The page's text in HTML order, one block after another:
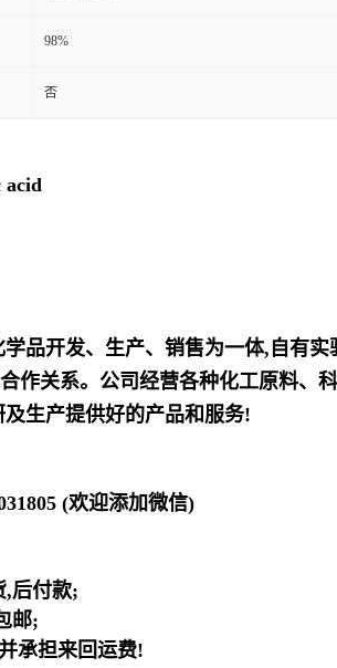
98%
否
acid
品开发、生产、销售为一体,自有
作关系。公司经营各种化工原料、
生产提供好的产品和服务!
(欢迎添加微信)
,后付款;
邮;
承担来回运费!